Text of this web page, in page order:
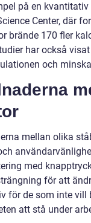
på en
Center, där
brände 170 fler
har också
och
mellan olika
med
för att
för de som inte vill
att stå under